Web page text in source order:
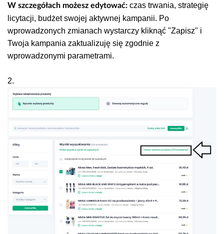
W szczegółach możesz edytować: czas trwania, strategię
licytacji, budżet swojej aktywnej kampanii. Po
wprowadzonych zmianach wystarczy kliknąć "Zapisz" i
Twoja kampania zaktualizuję się zgodnie z
wprowadzonymi parametrami.
2.